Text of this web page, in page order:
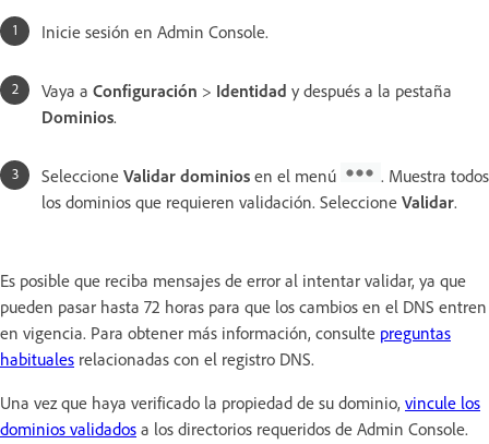
Inicie sesión en Admin Console.
Vaya a Configuración > Identidad y después a la pestaña
Dominios.
Seleccione Validar dominios en el menú
. Muestra todos
los dominios que requieren validación. Seleccione Validar.
Es posible que reciba mensajes de error al intentar validar, ya que
pueden pasar hasta 72 horas para que los cambios en el DNS entren
en vigencia. Para obtener más información, consulte preguntas
habituales relacionadas con el registro DNS.
Una vez que haya verificado la propiedad de su dominio, vincule los
dominios validados a los directorios requeridos de Admin Console.